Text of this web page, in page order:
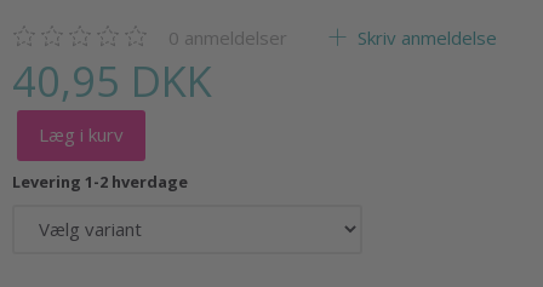
0 anmeldelser Skriv anmeldelse
40,95 DKK
Læg i kurv
Levering 1-2 hverdage